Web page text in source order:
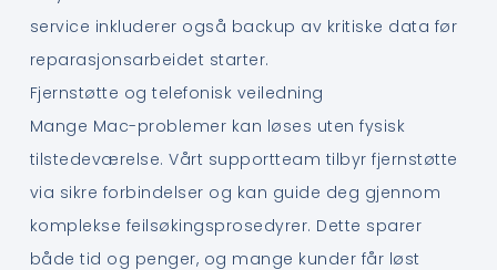
service inkluderer også backup av kritiske data før
reparasjonsarbeidet starter.
Fjernstøtte og telefonisk veiledning
Mange Mac-problemer kan løses uten fysisk
tilstedeværelse. Vårt supportteam tilbyr fjernstøtte
via sikre forbindelser og kan guide deg gjennom
komplekse feilsøkingsprosedyrer. Dette sparer
både tid og penger, og mange kunder får løst